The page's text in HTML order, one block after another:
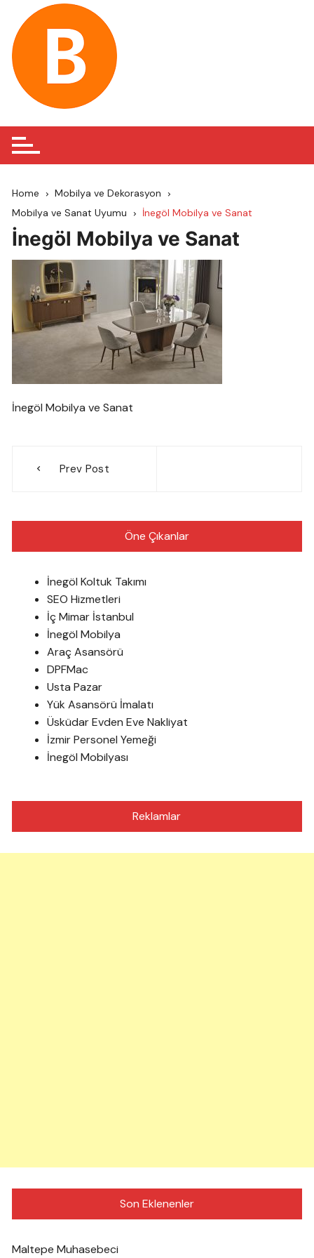
content
Home
Mobilya ve Dekorasyon
Mobilya ve Sanat Uyumu
İnegöl Mobilya ve Sanat
İnegöl Mobilya ve Sanat
İnegöl Mobilya ve Sanat
gezinmesi
Prev Post
Öne Çıkanlar
İnegöl Koltuk Takımı
SEO Hizmetleri
İç Mimar İstanbul
İnegöl Mobilya
Araç Asansörü
DPFMac
Usta Pazar
Yük Asansörü İmalatı
Üsküdar Evden Eve Nakliyat
İzmir Personel Yemeği
İnegöl Mobilyası
Reklamlar
Son Eklenenler
Maltepe Muhasebeci